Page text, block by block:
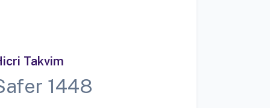
Takvim
1448